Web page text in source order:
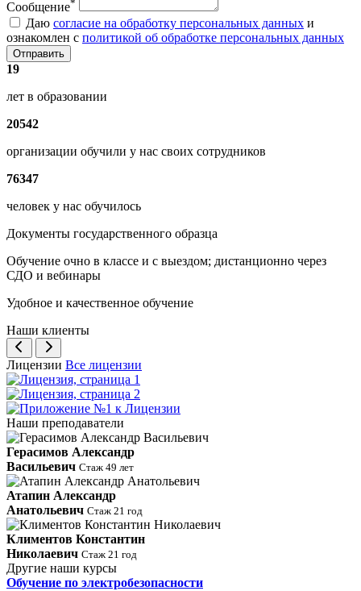
Сообщение*
Даю согласие на обработку персональных данных и
ознакомлен с политикой об обработке персональных данных
Отправить
19
лет в образовании
20542
организации обучили у нас своих сотрудников
76347
человек у нас обучилось
Документы государственного образца
Обучение очно в классе и с выездом; дистанционно через
СДО и вебинары
Удобное и качественное обучение
Наши клиенты
Лицензии Все лицензии
Наши преподаватели
Герасимов Александр
Васильевич Стаж 49 лет
Атапин Александр
Анатольевич Стаж 21 год
Климентов Константин
Николаевич Стаж 21 год
Другие наши курсы
Обучение по электробезопасности